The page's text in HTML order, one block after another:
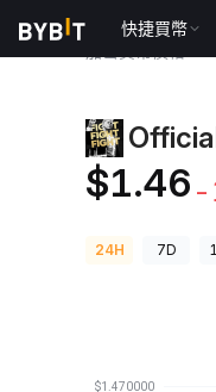
快捷買幣
$1.46 -
24H 7D